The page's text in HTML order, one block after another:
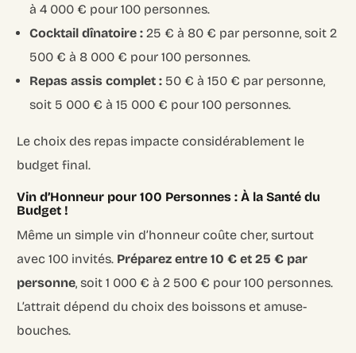
à 4 000 € pour 100 personnes.
Cocktail dînatoire : 25 € à 80 € par personne, soit 2
500 € à 8 000 € pour 100 personnes.
Repas assis complet : 50 € à 150 € par personne,
soit 5 000 € à 15 000 € pour 100 personnes.
Le choix des repas impacte considérablement le
budget final.
Vin d’Honneur pour 100 Personnes : À la Santé du
Budget !
Même un simple vin d’honneur coûte cher, surtout
avec 100 invités. Préparez entre 10 € et 25 € par
personne, soit 1 000 € à 2 500 € pour 100 personnes.
L’attrait dépend du choix des boissons et amuse-
bouches.